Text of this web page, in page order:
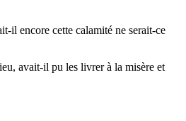
il encore cette calamité ne serait-ce
avait-il pu les livrer à la misère et